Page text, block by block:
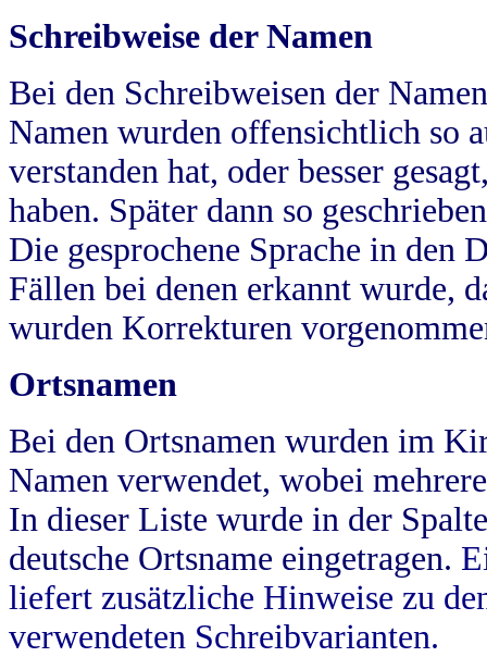
Schreibweise der Namen
Bei den Schreibweisen der
Namen wurden offensichtlich so
verstanden hat, oder besser
haben. Später dann so
Die gesprochene Sprache in
Fällen bei denen erkannt wurde,
wurden Korrekturen
Ortsnamen
Bei den Ortsnamen wurden im
Namen verwendet, wobei
In dieser Liste wurde in der
deutsche Ortsname eingetragen.
liefert zusätzliche Hinweise zu
verwendeten Schreibvarianten.